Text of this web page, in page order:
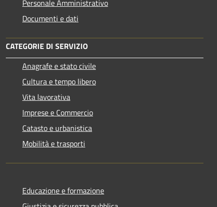
Personale Amministrativo
Documenti e dati
CATEGORIE DI SERVIZIO
Anagrafe e stato civile
Cultura e tempo libero
Vita lavorativa
Imprese e Commercio
Catasto e urbanistica
Mobilità e trasporti
Educazione e formazione